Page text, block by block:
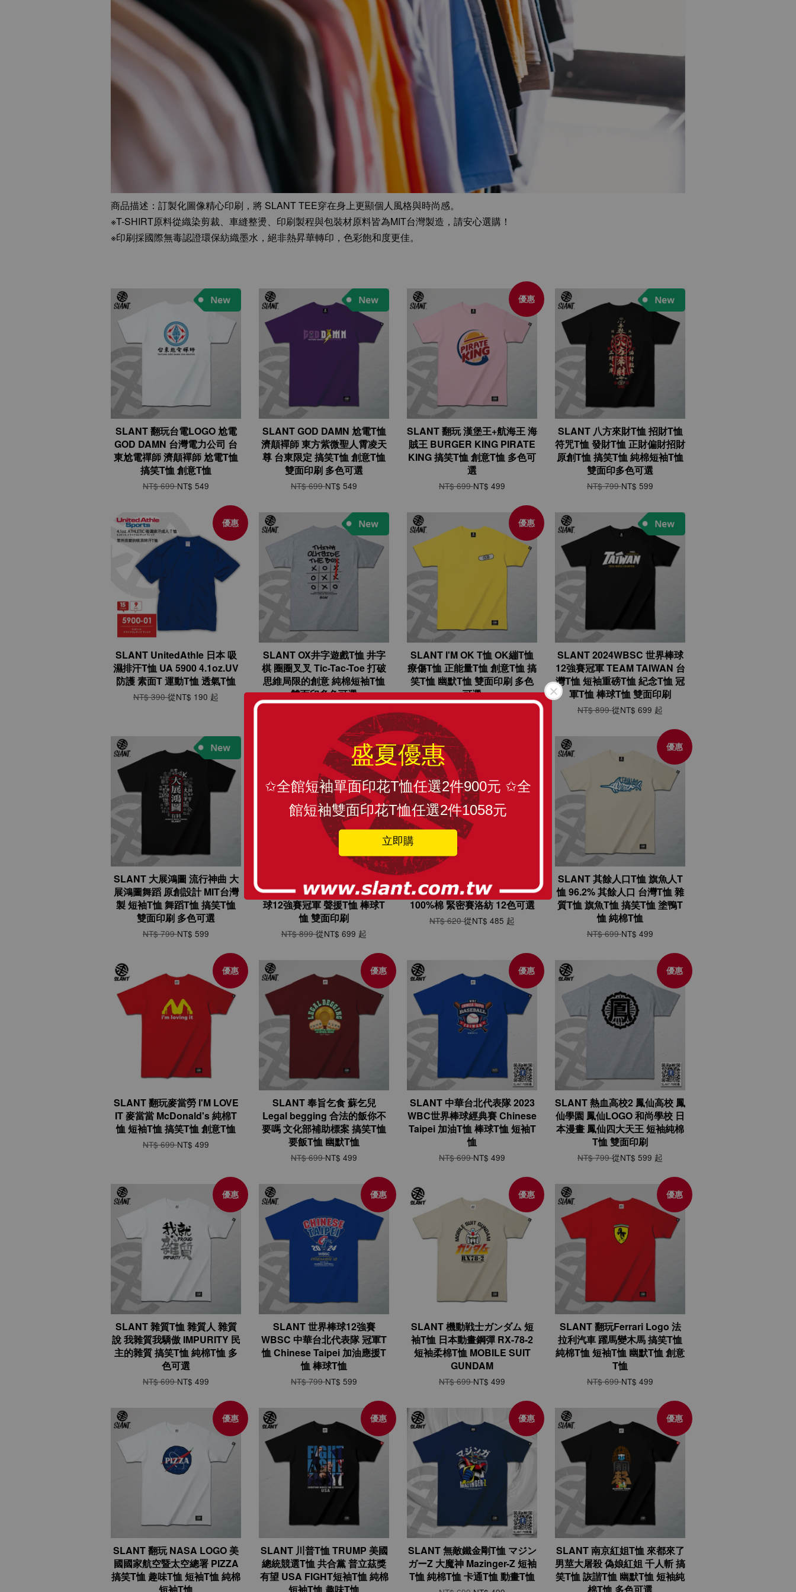
盛夏優惠
✩全館短袖單面印花T恤任選2件900元 ✩全
館短袖雙面印花T恤任選2件1058元
立即購
商品描述：訂製化圖像精心印刷，將 SLANT TEE穿在身上更顯個人風格與時尚感。
※T-SHIRT原料從織染剪裁、車縫整燙、印刷製程與包裝材原料皆為MIT台灣製造，請安心選購！
※印刷採國際無毒認證環保紡織墨水，絕非熱昇華轉印，色彩飽和度更佳。
SLANT 翻玩台電LOGO 尬電
GOD DAMN 台灣電力公司 台
東尬電禪師 濟顛襌師 尬電T恤
搞笑T恤 創意T恤
NT$ 699NT$ 549
SLANT GOD DAMN 尬電T恤
濟顛襌師 東方紫微聖人霄凌天
尊 台東限定 搞笑T恤 創意T恤
雙面印刷 多色可選
NT$ 699NT$ 549
優惠
SLANT 翻玩 漢堡王+航海王 海
賊王 BURGER KING PIRATE
KING 搞笑T恤 創意T恤 多色可
選
NT$ 699NT$ 499
SLANT 八方來財T恤 招財T恤
符咒T恤 發財T恤 正財偏財招財
原創T恤 搞笑T恤 純棉短袖T恤
雙面印多色可選
NT$ 799NT$ 599
優惠
SLANT UnitedAthle 日本 吸
濕排汗T恤 UA 5900 4.1oz.UV
防護 素面T 運動T恤 透氣T恤
NT$ 390從NT$ 190 起
SLANT OX井字遊戲T恤 井字
棋 圈圈叉叉 Tic-Tac-Toe 打破
思維局限的創意 純棉短袖T恤
雙面印多色可選
優惠
SLANT I'M OK T恤 OK繃T恤
療傷T恤 正能量T恤 創意T恤 搞
笑T恤 幽默T恤 雙面印刷 多色
可選
SLANT 2024WBSC 世界棒球
12強賽冠軍 TEAM TAIWAN 台
灣T恤 短袖重磅T恤 紀念T恤 冠
軍T恤 棒球T恤 雙面印刷
NT$ 899從NT$ 699 起
SLANT 大展鴻圖 流行神曲 大
展鴻圖舞蹈 原創設計 MIT台灣
製 短袖T恤 舞蹈T恤 搞笑T恤
雙面印刷 多色可選
NT$ 799NT$ 599
優惠
SLANT TEAM TAIWAN 短袖
重磅T恤 台灣T恤 2024世界棒
球12強賽冠軍 聲援T恤 棒球T
恤 雙面印刷
NT$ 899從NT$ 699 起
SLANT North Harbour 諾斯
哈波 重磅寬版落肩T恤(7.1oz)
100%棉 緊密賽洛紡 12色可選
NT$ 620從NT$ 485 起
優惠
SLANT 其餘人口T恤 旗魚人T
恤 96.2% 其餘人口 台灣T恤 雜
質T恤 旗魚T恤 搞笑T恤 塗鴨T
恤 純棉T恤
NT$ 699NT$ 499
優惠
SLANT 翻玩麥當勞 I'M LOVE
IT 麥當當 McDonald's 純棉T
恤 短袖T恤 搞笑T恤 創意T恤
NT$ 699NT$ 499
優惠
SLANT 奉旨乞食 蘇乞兒
Legal begging 合法的飯你不
要嗎 文化部補助標案 搞笑T恤
要飯T恤 幽默T恤
NT$ 699NT$ 499
優惠
SLANT 中華台北代表隊 2023
WBC世界棒球經典賽 Chinese
Taipei 加油T恤 棒球T恤 短袖T
恤
NT$ 699NT$ 499
優惠
SLANT 熱血高校2 鳳仙高校 鳳
仙學園 鳳仙LOGO 和尚學校 日
本漫畫 鳳仙四大天王 短袖純棉
T恤 雙面印刷
NT$ 799從NT$ 599 起
優惠
SLANT 雜質T恤 雜質人 雜質
說 我雜質我驕傲 IMPURITY 民
主的雜質 搞笑T恤 純棉T恤 多
色可選
NT$ 699NT$ 499
優惠
SLANT 世界棒球12強賽
WBSC 中華台北代表隊 冠軍T
恤 Chinese Taipei 加油應援T
恤 棒球T恤
NT$ 799NT$ 599
優惠
SLANT 機動戦士ガンダム 短
袖T恤 日本動畫鋼彈 RX-78-2
短袖柔棉T恤 MOBILE SUIT
GUNDAM
NT$ 699NT$ 499
優惠
SLANT 翻玩Ferrari Logo 法
拉利汽車 躍馬變木馬 搞笑T恤
純棉T恤 短袖T恤 幽默T恤 創意
T恤
NT$ 699NT$ 499
優惠
SLANT 翻玩 NASA LOGO 美
國國家航空暨太空總署 PIZZA
搞笑T恤 趣味T恤 短袖T恤 純棉
優惠
SLANT 川普T恤 TRUMP 美國
總統競選T恤 共合黨 普立茲獎
有望 USA FIGHT短袖T恤 純棉
優惠
SLANT 無敵鐵金剛T恤 マジン
ガーZ 大魔神 Mazinger-Z 短袖
T恤 純棉T恤 卡通T恤 動畫T恤
優惠
SLANT 南京紅姐T恤 來都來了
男莖大屠殺 偽娘紅姐 千人斬 搞
笑T恤 詼諧T恤 幽默T恤 短袖純